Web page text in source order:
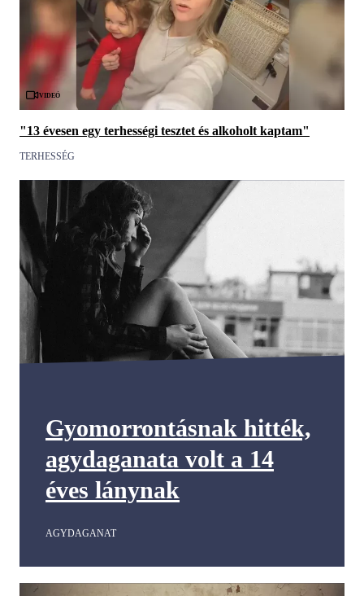
Videó
"13 évesen egy terhességi tesztet és alkoholt kaptam"
TERHESSÉG
Gyomorrontásnak hitték,
agydaganata volt a 14
éves lánynak
AGYDAGANAT